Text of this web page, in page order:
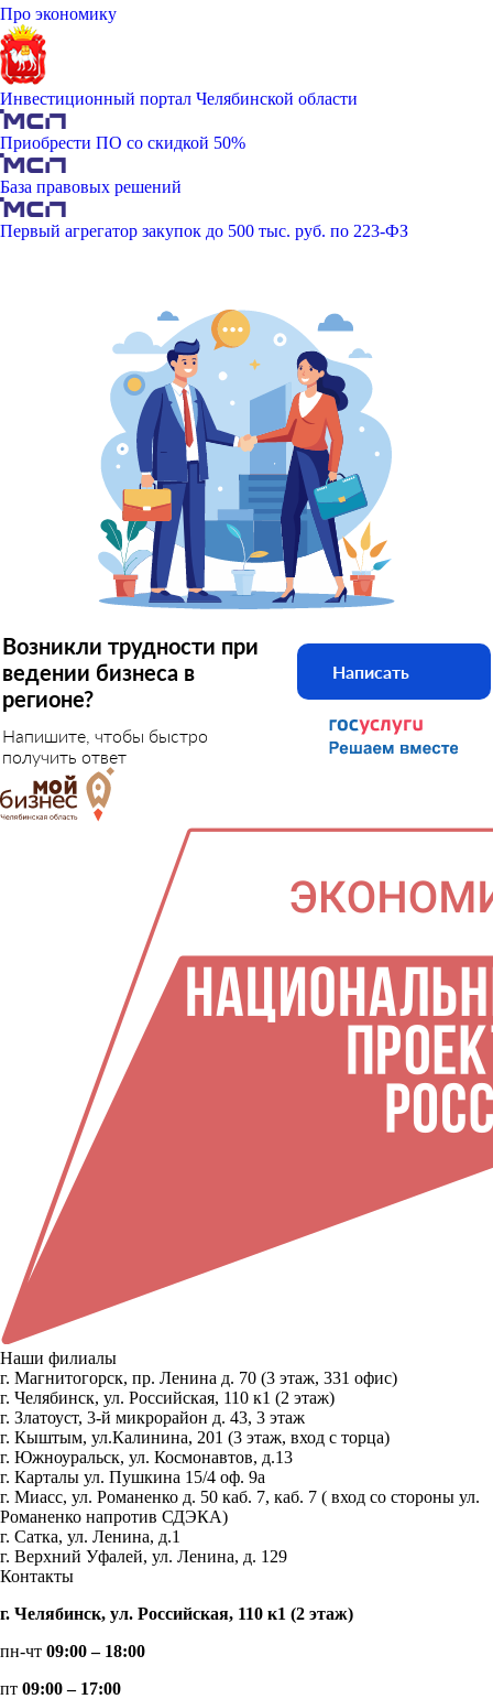
Про экономику
Инвестиционный портал Челябинской области
Приобрести ПО со скидкой 50%
База правовых решений
Первый агрегатор закупок до 500 тыс. руб. по 223-ФЗ
Возникли трудности при
ведении бизнеса в
регионе?
Напишите, чтобы быстро
получить ответ
Написать
Наши филиалы
г. Магнитогорск, пр. Ленина д. 70 (3 этаж, 331 офис)
г. Челябинск, ул. Российская, 110 к1 (2 этаж)
г. Златоуст, 3-й микрорайон д. 43, 3 этаж
г. Кыштым, ул.Калинина, 201 (3 этаж, вход с торца)
г. Южноуральск, ул. Космонавтов, д.13
г. Карталы ул. Пушкина 15/4 оф. 9а
г. Миасс, ул. Романенко д. 50 каб. 7, каб. 7 ( вход со стороны ул.
Романенко напротив СДЭКА)
г. Сатка, ул. Ленина, д.1
г. Верхний Уфалей, ул. Ленина, д. 129
Контакты
г. Челябинск, ул. Российская, 110 к1 (2 этаж)
пн-чт 09:00 – 18:00
пт 09:00 – 17:00